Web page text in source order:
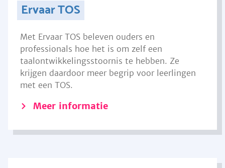
Ervaar TOS
Met Ervaar TOS beleven ouders en
professionals hoe het is om zelf een
taalontwikkelingsstoornis te hebben. Ze
krijgen daardoor meer begrip voor leerlingen
met een TOS.
Meer informatie